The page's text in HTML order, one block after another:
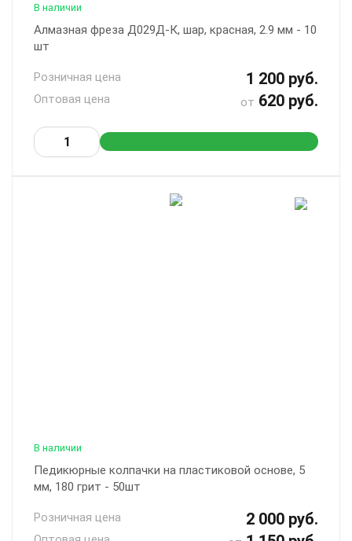
В наличии
Алмазная фреза Д029Д-К, шар, красная, 2.9 мм - 10
шт
Розничная цена 1 200 руб.
Оптовая цена от 620 руб.
В наличии
Педикюрные колпачки на пластиковой основе, 5
мм, 180 грит - 50шт
Розничная цена 2 000 руб.